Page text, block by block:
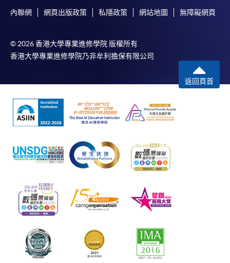
內聯網 網頁出版政策 私隱政策 網站地圖 無障礙網頁
© 2026 香港大學專業進修學院 版權所有
香港大學專業進修學院乃非牟利擔保有限公司
返回頁首